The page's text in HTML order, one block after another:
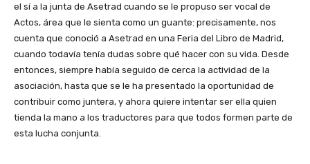
el sí a la junta de Asetrad cuando se le propuso ser vocal de
Actos, área que le sienta como un guante: precisamente, nos
cuenta que conoció a Asetrad en una Feria del Libro de Madrid,
cuando todavía tenía dudas sobre qué hacer con su vida. Desde
entonces, siempre había seguido de cerca la actividad de la
asociación, hasta que se le ha presentado la oportunidad de
contribuir como juntera, y ahora quiere intentar ser ella quien
tienda la mano a los traductores para que todos formen parte de
esta lucha conjunta.